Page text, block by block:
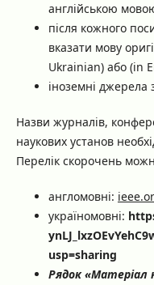
англійською
після кожного
вказати мову
Ukrainian) або (in
іноземні
Назви журналів,
наукових установ
Перелік скорочень
англомовні:
україномовні:
usp=sharing
Рядок «Матеріал